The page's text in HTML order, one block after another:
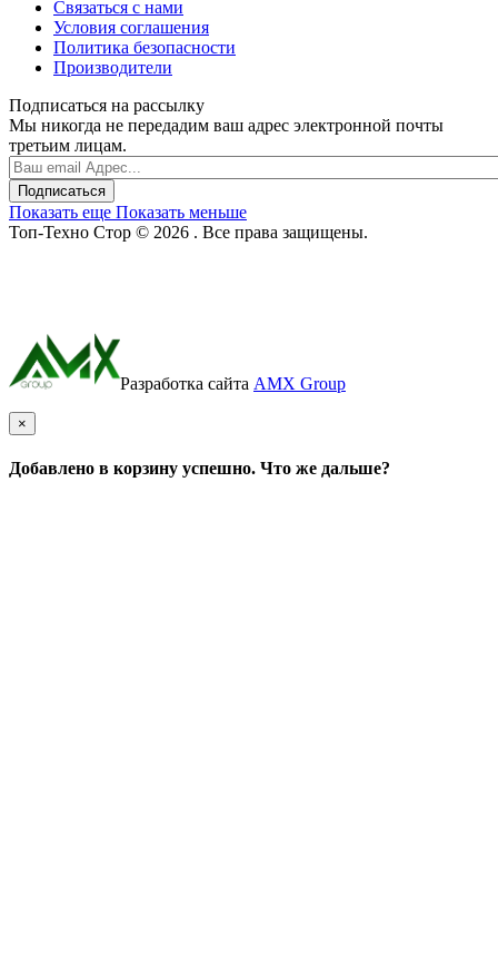
Связаться с нами
Условия соглашения
Политика безопасности
Производители
Подписаться на рассылку
Мы никогда не передадим ваш адрес электронной почты
третьим лицам.
Подписаться
Показать еще Показать меньше
Топ-Техно Стор © 2026 . Все права защищены.
Разработка сайта AMX Group
×
Добавлено в корзину успешно. Что же дальше?